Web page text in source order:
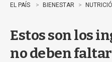
EL PAÍS BIENESTAR
Estos son los
no deben